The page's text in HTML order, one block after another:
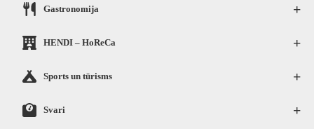
+
Gastronomija
+
HENDI – HoReCa
+
Sports un tūrisms
+
Svari